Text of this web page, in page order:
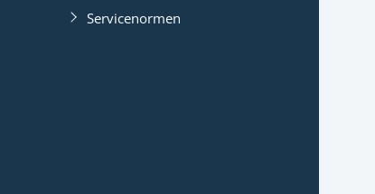
Servicenormen